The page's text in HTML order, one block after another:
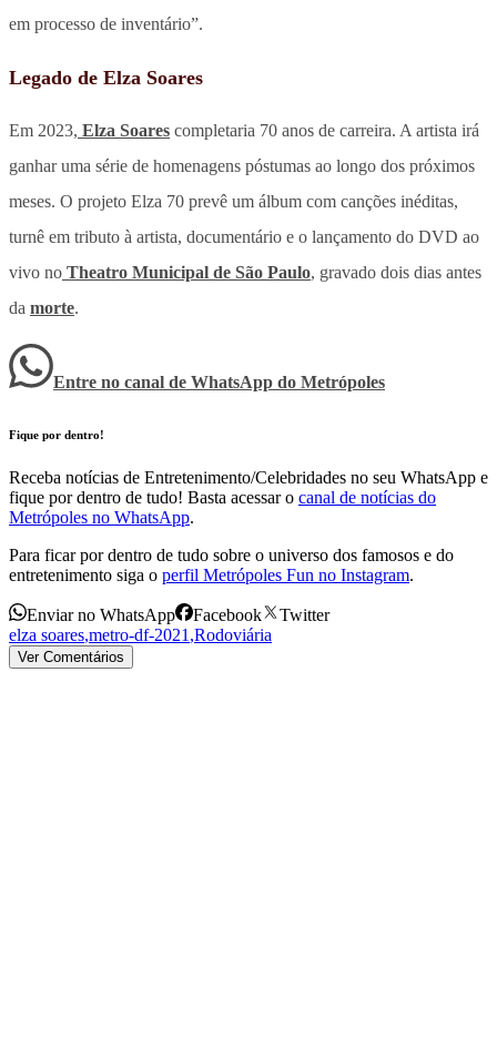
em processo de inventário”.
Legado de Elza Soares
Em 2023, Elza Soares completaria 70 anos de carreira. A artista irá
ganhar uma série de homenagens póstumas ao longo dos próximos
meses. O projeto Elza 70 prevê um álbum com canções inéditas,
turnê em tributo à artista, documentário e o lançamento do DVD ao
vivo no Theatro Municipal de São Paulo, gravado dois dias antes
da morte.
Entre no canal de WhatsApp do Metrópoles
Fique por dentro!
Receba notícias de Entretenimento/Celebridades no seu WhatsApp e
fique por dentro de tudo! Basta acessar o canal de notícias do
Metrópoles no WhatsApp.
Para ficar por dentro de tudo sobre o universo dos famosos e do
entretenimento siga o perfil Metrópoles Fun no Instagram.
Enviar no WhatsApp Facebook
Twitter
elza soares,metro-df-2021,Rodoviária
Ver Comentários